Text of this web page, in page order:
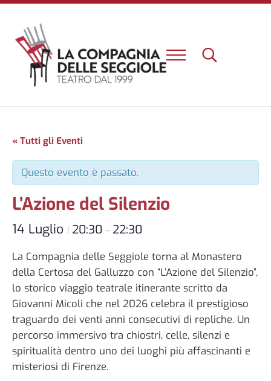
Passa al contenuto principale
Skip to header right navigation
Skip to site footer
La Compagnia delle Seggiole
Un nuovo teatro e una nuova esperienza a Firenze
Menu Search...
« Tutti gli Eventi
Questo evento è passato.
L’Azione del Silenzio
14 Luglio | 20:30 – 22:30
La Compagnia delle Seggiole torna al Monastero
della Certosa del Galluzzo con “L’Azione del Silenzio”,
lo storico viaggio teatrale itinerante scritto da
Giovanni Micoli che nel 2026 celebra il prestigioso
traguardo dei venti anni consecutivi di repliche. Un
percorso immersivo tra chiostri, celle, silenzi e
spiritualità dentro uno dei luoghi più affascinanti e
misteriosi di Firenze.